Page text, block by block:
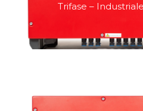
Trifase –